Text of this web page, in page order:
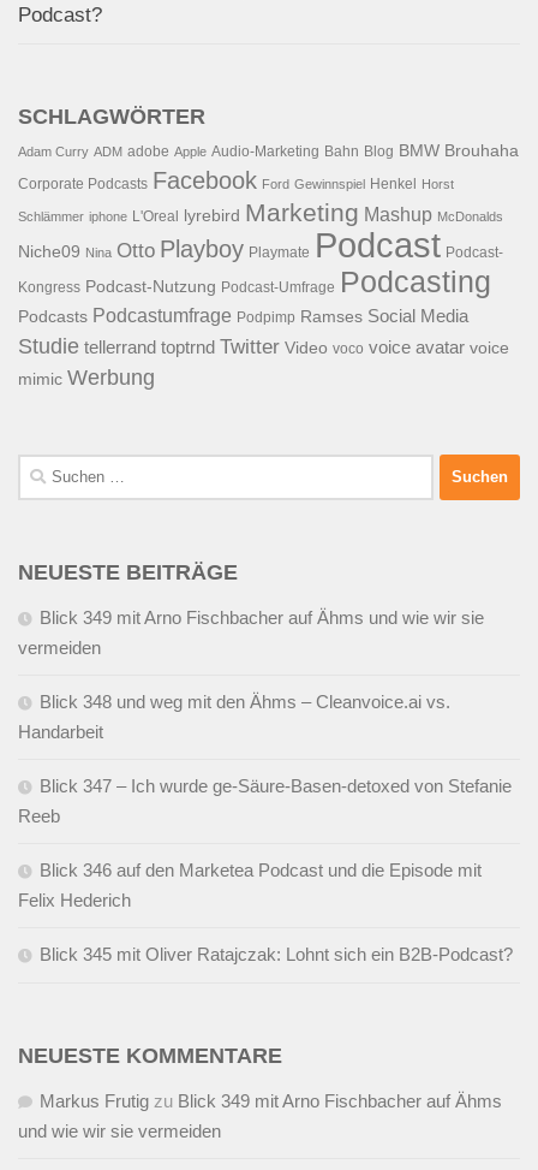
Podcast?
SCHLAGWÖRTER
Adam Curry ADM adobe Apple Audio-Marketing Bahn Blog BMW Brouhaha
Corporate Podcasts Facebook Ford Gewinnspiel Henkel Horst
Schlämmer iphone L'Oreal lyrebird Marketing Mashup McDonalds
Niche09 Nina Otto Playboy Playmate Podcast Podcast-
Kongress Podcast-Nutzung Podcast-Umfrage Podcasting
Podcasts Podcastumfrage Podpimp Ramses Social Media
Studie tellerrand toptrnd Twitter Video voco voice avatar voice
mimic Werbung
Suchen
nach:
NEUESTE BEITRÄGE
Blick 349 mit Arno Fischbacher auf Ähms und wie wir sie
vermeiden
Blick 348 und weg mit den Ähms – Cleanvoice.ai vs.
Handarbeit
Blick 347 – Ich wurde ge-Säure-Basen-detoxed von Stefanie
Reeb
Blick 346 auf den Marketea Podcast und die Episode mit
Felix Hederich
Blick 345 mit Oliver Ratajczak: Lohnt sich ein B2B-Podcast?
NEUESTE KOMMENTARE
Markus Frutig zu Blick 349 mit Arno Fischbacher auf Ähms
und wie wir sie vermeiden